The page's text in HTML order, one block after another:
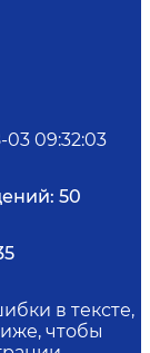
09:32:03
50
в тексте,
чтобы